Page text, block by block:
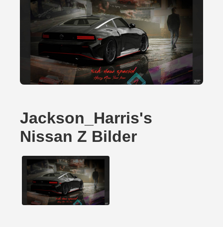
Jackson_Harris's
Nissan Z Bilder